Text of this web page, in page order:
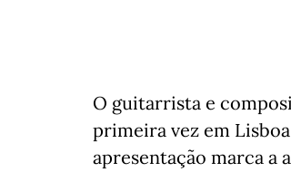
O guitarrista e
primeira vez em Lisboa
apresentação marca a